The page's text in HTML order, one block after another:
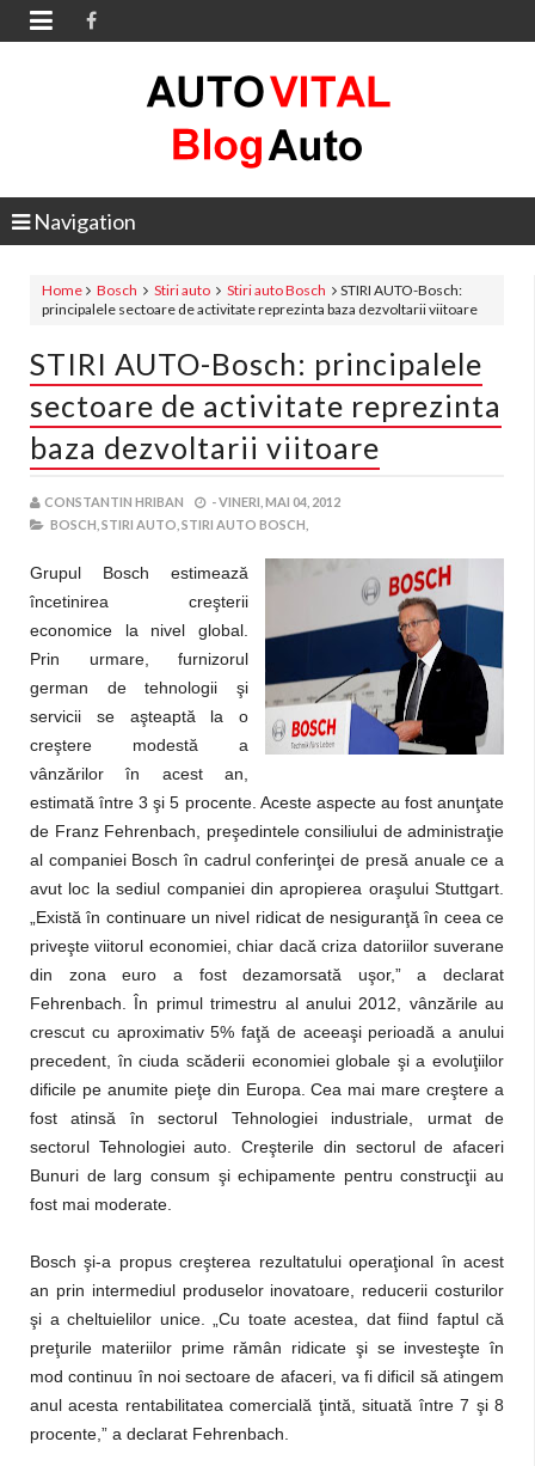

Navigation
Home Bosch Stiri auto Stiri auto Bosch
STIRI AUTO-Bosch:
principalele sectoare de activitate reprezinta baza dezvoltarii viitoare
STIRI AUTO-Bosch: principalele
sectoare de activitate reprezinta
baza dezvoltarii viitoare
CONSTANTIN HRIBAN -VINERI, MAI 04, 2012
BOSCH, STIRI AUTO, STIRI AUTO BOSCH,
Grupul Bosch estimează
încetinirea creşterii
economice la nivel global.
Prin urmare, furnizorul
german de tehnologii şi
servicii se aşteaptă la o
creştere modestă a
vânzărilor în acest an,
estimată între 3 şi 5 procente. Aceste aspecte au fost anunţate
de Franz Fehrenbach, preşedintele consiliului de administraţie
al companiei Bosch în cadrul conferinţei de presă anuale ce a
avut loc la sediul companiei din apropierea oraşului Stuttgart.
„Există în continuare un nivel ridicat de nesiguranţă în ceea ce
priveşte viitorul economiei, chiar dacă criza datoriilor suverane
din zona euro a fost dezamorsată uşor,” a declarat
Fehrenbach. În primul trimestru al anului 2012, vânzările au
crescut cu aproximativ 5% faţă de aceeaşi perioadă a anului
precedent, în ciuda scăderii economiei globale şi a evoluţiilor
dificile pe anumite pieţe din Europa. Cea mai mare creştere a
fost atinsă în sectorul Tehnologiei industriale, urmat de
sectorul Tehnologiei auto. Creşterile din sectorul de afaceri
Bunuri de larg consum şi echipamente pentru construcţii au
fost mai moderate.
Bosch şi-a propus creşterea rezultatului operaţional în acest
an prin intermediul produselor inovatoare, reducerii costurilor
şi a cheltuielilor unice. „Cu toate acestea, dat fiind faptul că
preţurile materiilor prime rămân ridicate şi se investeşte în
mod continuu în noi sectoare de afaceri, va fi dificil să atingem
anul acesta rentabilitatea comercială ţintă, situată între 7 şi 8
procente,” a declarat Fehrenbach.